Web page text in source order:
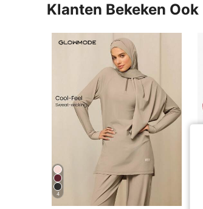
Klanten Bekeken Ook
4